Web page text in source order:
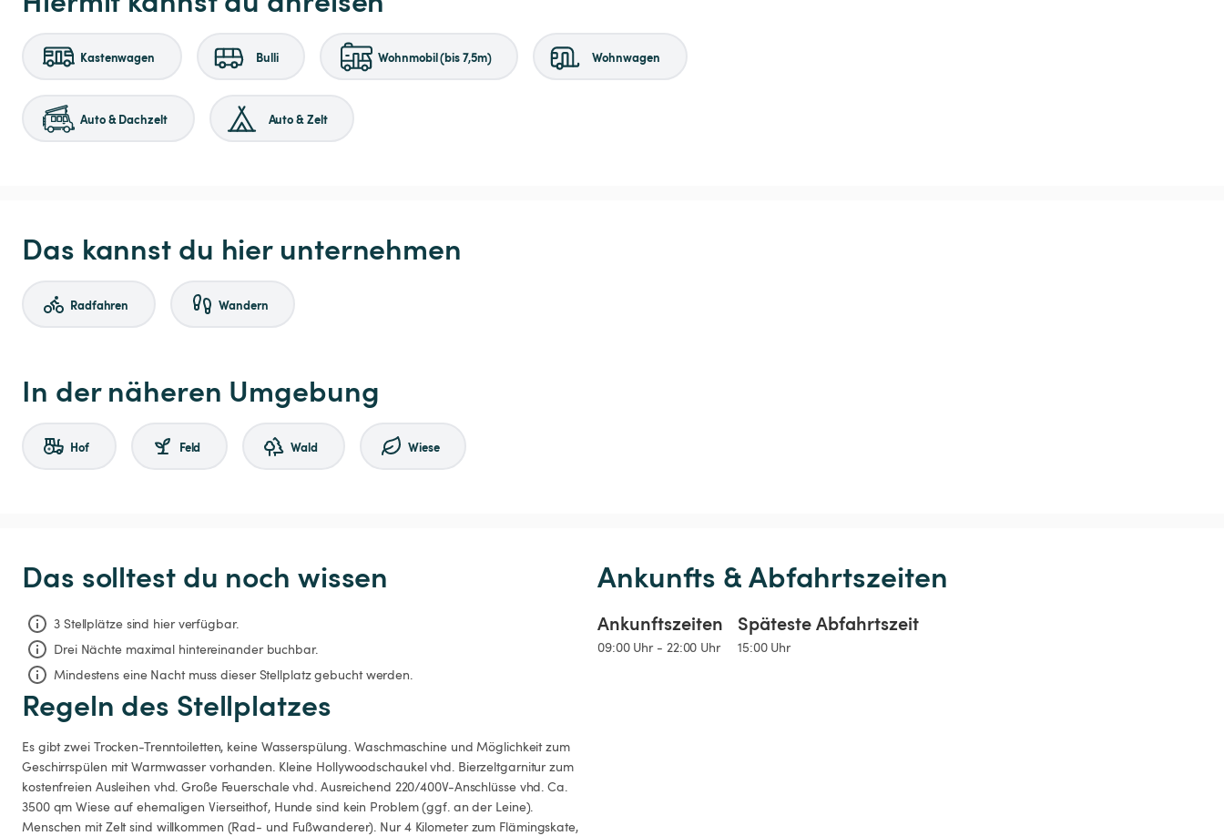
Kastenwagen Bulli Wohnmobil (bis 7,5m) Wohnwagen
Auto & Dachzelt Auto & Zelt
Das kannst du hier unternehmen
Radfahren Wandern
In der näheren Umgebung
Hof Feld Wald Wiese
Das solltest du noch wissen
3 Stellplätze sind hier verfügbar.
Drei Nächte maximal hintereinander buchbar.
Mindestens eine Nacht muss dieser Stellplatz gebucht werden.
Ankunfts & Abfahrtszeiten
Ankunftszeiten
09:00 Uhr - 22:00 Uhr
Späteste Abfahrtszeit
15:00 Uhr
Regeln des Stellplatzes
Es gibt zwei Trocken-Trenntoiletten, keine Wasserspülung. Waschmaschine und Möglichkeit zum
Geschirrspülen mit Warmwasser vorhanden. Kleine Hollywoodschaukel vhd. Bierzeltgarnitur zum
kostenfreien Ausleihen vhd. Große Feuerschale vhd. Ausreichend 220/400V-Anschlüsse vhd. Ca.
3500 qm Wiese auf ehemaligen Vierseithof, Hunde sind kein Problem (ggf. an der Leine).
Menschen mit Zelt sind willkommen (Rad- und Fußwanderer). Nur 4 Kilometer zum Flämingskate,